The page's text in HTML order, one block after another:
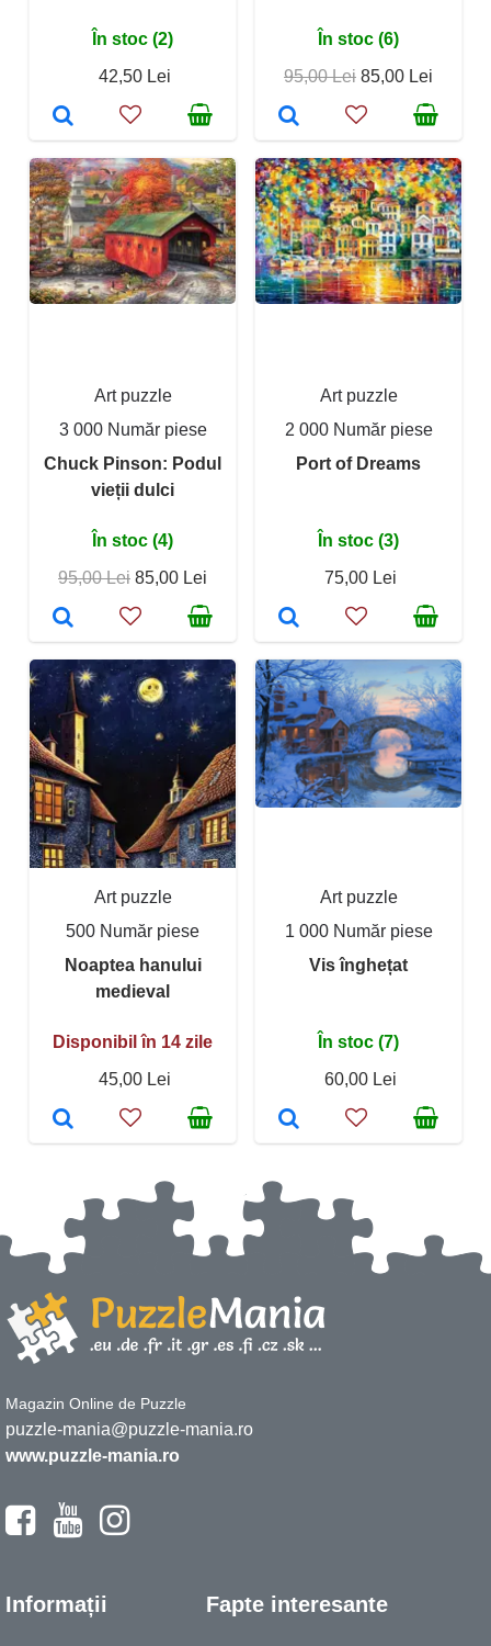
În stoc (2)
42,50 Lei
În stoc (6)
95,00 Lei 85,00 Lei
Art puzzle
3 000 Număr piese
Chuck Pinson: Podul
vieții dulci
În stoc (4)
95,00 Lei 85,00 Lei
Art puzzle
2 000 Număr piese
Port of Dreams
În stoc (3)
75,00 Lei
Art puzzle
500 Număr piese
Noaptea hanului
medieval
Disponibil în 14 zile
45,00 Lei
Art puzzle
1 000 Număr piese
Vis înghețat
În stoc (7)
60,00 Lei
Magazin Online de Puzzle
puzzle-mania@puzzle-mania.ro
www.puzzle-mania.ro
Informații Fapte interesante